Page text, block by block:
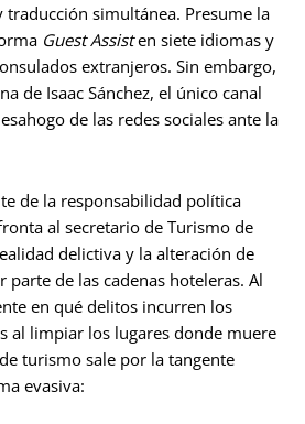
traducción simultánea. Presume la
Guest Assisten siete idiomas y
extranjeros. Sin embargo,
de Isaac Sánchez, el único canal
de las redes sociales ante la
de la responsabilidad política
al secretario de Turismo de
delictiva y la alteración de
parte de las cadenas hoteleras. Al
en qué delitos incurren los
al limpiar los lugares donde muere
turismo sale por la tangente
evasiva: